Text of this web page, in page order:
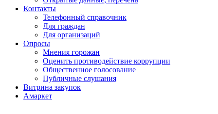
Контакты
Телефонный справочник
Для граждан
Для организаций
Опросы
Мнения горожан
Оценить противодействие коррупции
Общественное голосование
Публичные слушания
Витрина закупок
Амаркет